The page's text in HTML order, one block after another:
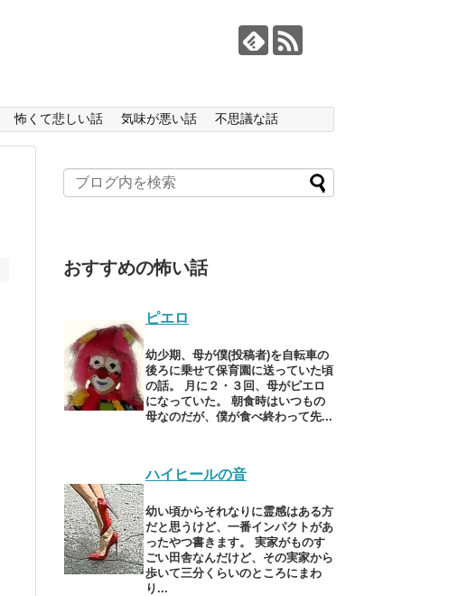
怖くて悲しい話 気味が悪い話 不思議な話
おすすめの怖い話
ピエロ
幼少期、母が僕(投稿者)を自転車の
後ろに乗せて保育園に送っていた頃
の話。 月に２・３回、母がピエロ
になっていた。 朝食時はいつもの
母なのだが、僕が食べ終わって先...
ハイヒールの音
幼い頃からそれなりに霊感はある方
だと思うけど、一番インパクトがあ
ったやつ書きます。 実家がものす
ごい田舎なんだけど、その実家から
歩いて三分くらいのところにまわ
り...